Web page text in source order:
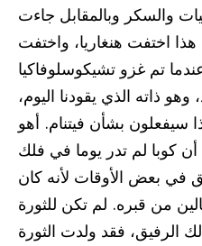
والسكر وبالمقابل جاءت
اختفت هنغاريا، واختفت
عندما تم غزو تشيكوسلوفاكيا
وهو ذاته الذي يقودنا اليوم،
سيفعلون بشأن فيتنام. أهو
كوبا لم تدر يوما في فلك
في بعض الأوقات لأنه كان
من قبره. لم تكن للثورة
الرفيق، فقد ولدت الثورة